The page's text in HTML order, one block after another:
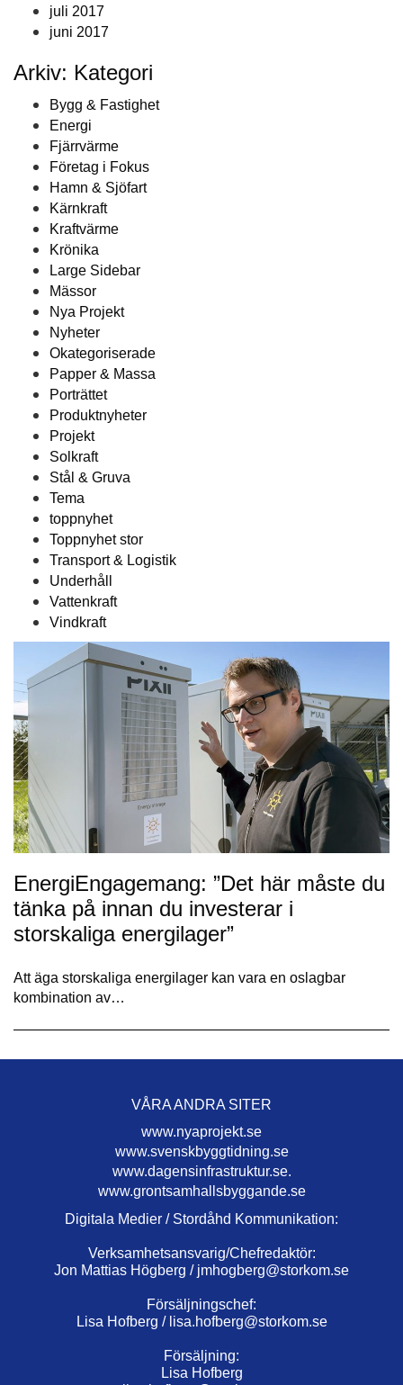
juli 2017
juni 2017
Arkiv: Kategori
Bygg & Fastighet
Energi
Fjärrvärme
Företag i Fokus
Hamn & Sjöfart
Kärnkraft
Kraftvärme
Krönika
Large Sidebar
Mässor
Nya Projekt
Nyheter
Okategoriserade
Papper & Massa
Porträttet
Produktnyheter
Projekt
Solkraft
Stål & Gruva
Tema
toppnyhet
Toppnyhet stor
Transport & Logistik
Underhåll
Vattenkraft
Vindkraft
EnergiEngagemang: ”Det här måste du
tänka på innan du investerar i
storskaliga energilager”
Att äga storskaliga energilager kan vara en oslagbar
kombination av…
VÅRA ANDRA SITER
www.nyaprojekt.se
www.svenskbyggtidning.se
www.dagensinfrastruktur.se.
www.grontsamhallsbyggande.se
Digitala Medier / Stordåhd Kommunikation:
Verksamhetsansvarig/Chefredaktör:
Jon Mattias Högberg / jmhogberg@storkom.se
Försäljningschef:
Lisa Hofberg / lisa.hofberg@storkom.se
Försäljning:
Lisa Hofberg